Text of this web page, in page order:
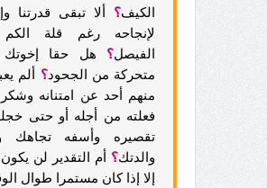
الكيف؟
ألا تبقى قدرتنا
لإنجاحه رغم قلة
الفيصل؟ هل حقا إخوتك
متحركة من الجحود؟
ألم
منهم أحد عن امتنانه
فعلته من أجله أو حتى
تقصيره وأسفه تجاهك
والدتك؟
أم التقدير لن يكون
إلا إذا كان مستمرا طوال